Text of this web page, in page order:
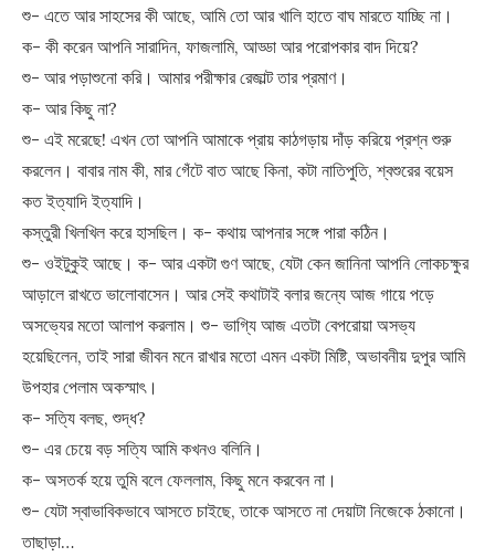
শু- এতে আর সাহসের কী আছে, আমি তো আর খালি হাতে বাঘ মারতে যাচ্ছি না।
ক- কী করেন আপনি সারাদিন, ফাজলামি, আড্ডা আর পরোপকার বাদ দিয়ে?
শু- আর পড়াশুনো করি। আমার পরীক্ষার রেজাল্ট তার প্রমাণ।
ক- আর কিছু না?
শু- এই মরেছে! এখন তো আপনি আমাকে প্রায় কাঠগড়ায় দাঁড় করিয়ে প্রশ্ন শুরু
করলেন। বাবার নাম কী, মার গেঁটে বাত আছে কিনা, কটা নাতিপুতি, শ্বশুরের বয়েস
কত ইত্যাদি ইত্যাদি।
কস্তুরী খিলখিল করে হাসছিল। ক- কথায় আপনার সঙ্গে পারা কঠিন।
শু- ওইটুকুই আছে। ক- আর একটা গুণ আছে, যেটা কেন জানিনা আপনি লোকচক্ষুর
আড়ালে রাখতে ভালোবাসেন। আর সেই কথাটাই বলার জন্যে আজ গায়ে পড়ে
অসভ্যের মতো আলাপ করলাম। শু- ভাগ্যি আজ এতটা বেপরোয়া অসভ্য
হয়েছিলেন, তাই সারা জীবন মনে রাখার মতো এমন একটা মিষ্টি, অভাবনীয় দুপুর আমি
উপহার পেলাম অকস্মাৎ।
ক- সত্যি বলছ, শুদ্ধ?
শু- এর চেয়ে বড় সত্যি আমি কখনও বলিনি।
ক- অসতর্ক হয়ে তুমি বলে ফেললাম, কিছু মনে করবেন না।
শু- যেটা স্বাভাবিকভাবে আসতে চাইছে, তাকে আসতে না দেয়াটা নিজেকে ঠকানো।
তাছাড়া…